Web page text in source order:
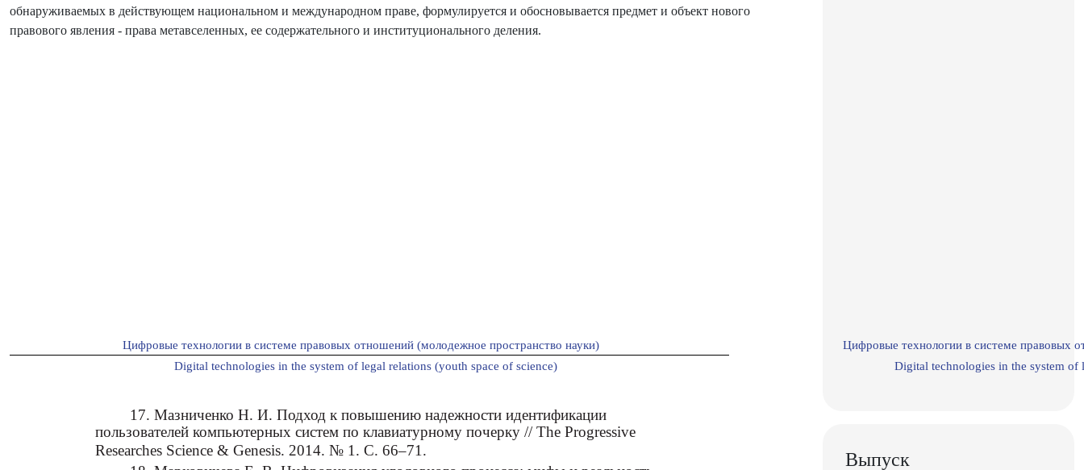
обнаруживаемых в действующем национальном и международном праве, формулируется и обосновывается предмет и объект нового
правового явления - права метавселенных, ее содержательного и институционального деления.
Цифровые технологии в системе правовых отношений (молодежное пространство науки)
Digital technologies in the system of legal relations (youth space of science)
Цифровые технологии в системе правовых
Digital technologies in the system of
17. Мазниченко Н. И. Подход к повышению надежности идентификации
пользователей компьютерных систем по клавиатурному почерку // The Progressive
Researches Science & Genesis. 2014. № 1. С. 66–71.
Выпуск